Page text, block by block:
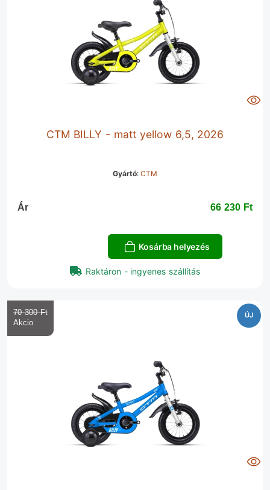
CTM BILLY - matt yellow 6,5, 2026
Gyártó:CTM
Ár 66 230 Ft‎
Kosárba helyezés
Raktáron - ingyenes szállítás
ÚJ
70 300 Ft‎